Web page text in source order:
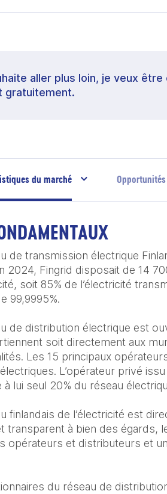
aller plus loin, je veux
gratuitement.
du marché
de transmission électrique
2024, Fingrid disposait de 14
soit 85% de l’électricité
99,9995%.
de distribution électrique est
soit directement aux
Les 15 principaux
L’opérateur privé
lui seul 20% du réseau
finlandais de l’électricité est
transparent à bien des égards,
opérateurs et distributeurs et
du réseau de